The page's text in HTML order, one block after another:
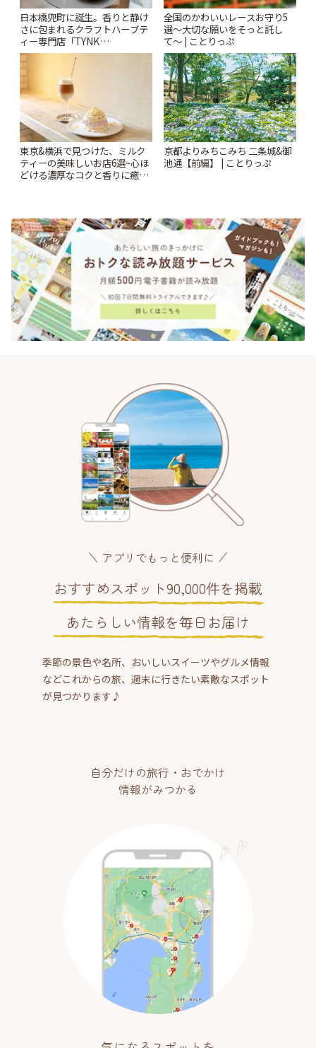
日本橋兜町に誕生。香りと静け
さに包まれるクラフトハーブテ
ィー専門店「TYNK
Kabutocho」 | ことりっぷ
全国のかわいいレースお守り5
選〜大切な願いをそっと託し
て〜 | ことりっぷ
東京&横浜で見つけた、ミルク
ティーの美味しいお店6選~心ほ
どける濃厚なコクと香りに癒や
京都よりみちこみち 二条城&御
池通【前編】 | ことりっぷ
アプリでもっと便利に
おすすめスポット90,000件を掲載
あたらしい情報を毎日お届け
季節の景色や名所、おいしいスイーツやグルメ情報
などこれからの旅、週末に行きたい素敵なスポット
が見つかります♪
自分だけの旅行・おでかけ
情報がみつかる